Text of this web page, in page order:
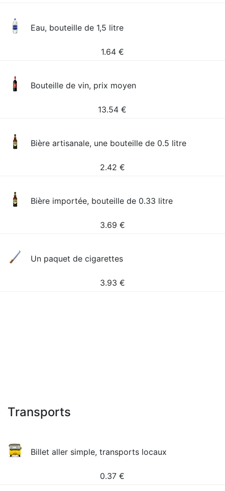
Eau, bouteille de 1,5 litre
1.64 €
Bouteille de vin, prix moyen
13.54 €
Bière artisanale, une bouteille de 0.5 litre
2.42 €
Bière importée, bouteille de 0.33 litre
3.69 €
Un paquet de cigarettes
3.93 €
Transports
Billet aller simple, transports locaux
0.37 €